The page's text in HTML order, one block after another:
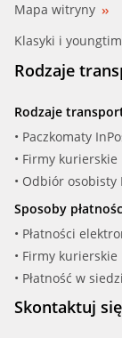
Mapa witryny
Klasyki i
Rodzaje
Rodzaje
• Paczkomaty
• Firmy kurierskie
• Odbiór osobisty
Sposoby
• Płatności
• Firmy kurierskie
• Płatność w
Skontaktuj